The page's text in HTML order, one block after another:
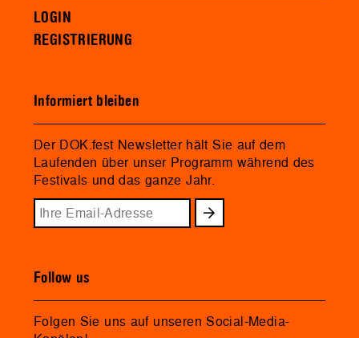
LOGIN
REGISTRIERUNG
Informiert bleiben
Der DOK.fest Newsletter hält Sie auf dem
Laufenden über unser Programm während des
Festivals und das ganze Jahr.
Follow us
Folgen Sie uns auf unseren Social-Media-